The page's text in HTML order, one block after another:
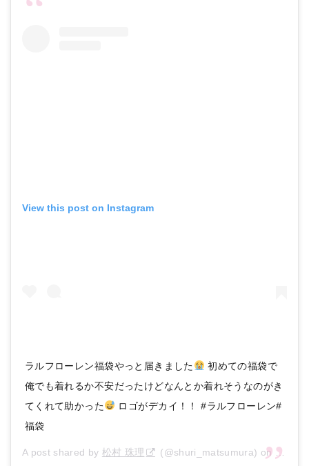
View this post on Instagram
ラルフローレン福袋やっと届きました
初めての福袋で
俺でも着れるか不安だったけどなんとか着れそうなのがき
てくれて助かった
ロゴがデカイ！！ #ラルフローレン#
福袋
A post shared by 松村 珠理 (@shuri_matsumura) on Jan